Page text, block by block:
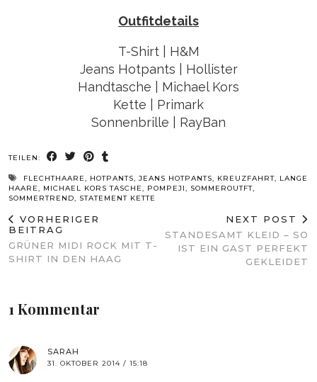
Outfitdetails
T-Shirt | H&M
Jeans Hotpants | Hollister
Handtasche | Michael Kors
Kette | Primark
Sonnenbrille | RayBan
TEILEN:
FLECHTHAARE, HOTPANTS, JEANS HOTPANTS, KREUZFAHRT, LANGE
HAARE, MICHAEL KORS TASCHE, POMPEJI, SOMMEROUTFT,
SOMMERTREND, STATEMENT KETTE
VORHERIGER
BEITRAG
GRÜNER MIDI ROCK MIT T-
SHIRT IN DEN HAAG
NEXT POST
STANDESAMT KLEID – SO
IST EIN GAST PERFEKT
GEKLEIDET
1 Kommentar
SARAH
31. OKTOBER 2014 / 15:18